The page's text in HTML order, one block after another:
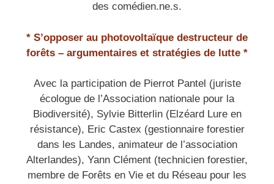
des comédien.ne.s.
* S’opposer au photovoltaïque destructeur de
forêts – argumentaires et stratégies de lutte *
Avec la participation de Pierrot Pantel (juriste
écologue de l’Association nationale pour la
Biodiversité), Sylvie Bitterlin (Elzéard Lure en
résistance), Eric Castex (gestionnaire forestier
dans les Landes, animateur de l’association
Alterlandes), Yann Clément (technicien forestier,
membre de Forêts en Vie et du Réseau pour les